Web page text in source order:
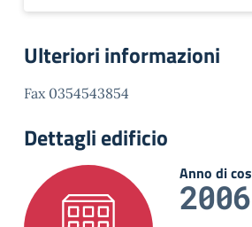
Ulteriori informazioni
Fax 0354543854
Dettagli edificio
Anno di
2006